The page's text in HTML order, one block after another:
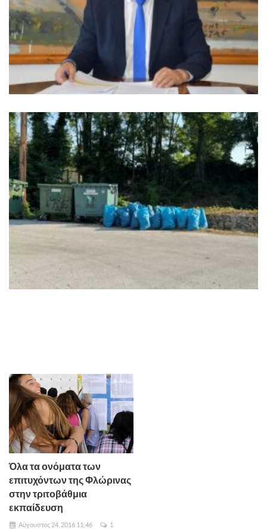
Όλα τα ονόματα των
επιτυχόντων της Φλώρινας
στην τριτοβάθμια
εκπαίδευση
Αύγουστος 24, 2016 11:46 1